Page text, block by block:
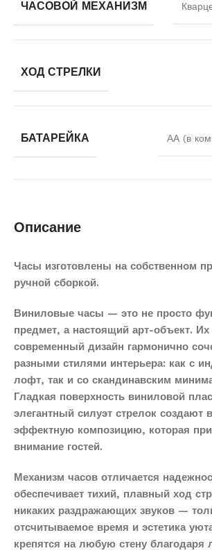
ЧАСОВОЙ МЕХАНИЗМ
ХОД СТРЕЛКИ
БАТАРЕЙКА АА (в
Описание
Часы изготовлены на собственном
ручной сборкой.
Виниловые часы — это не просто
предмет, а настоящий арт-объект.
современный дизайн гармонично
разными стилями интерьера: как с
лофт, так и со скандинавским
Гладкая поверхность виниловой
элегантный силуэт стрелок создают
эффектную композицию, которая
внимание гостей.
Механизм часов отличается
обеспечивает тихий, плавный ход
никаких раздражающих звуков —
отсчитываемое время и эстетика
крепятся на любую стену благодаря